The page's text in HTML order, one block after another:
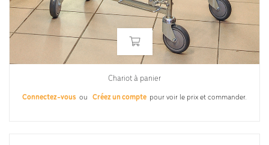
Chariot à panier
Connectez-vous ou Créez un compte pour voir le prix et commander.